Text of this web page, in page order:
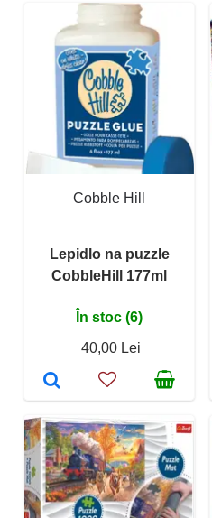
Cobble Hill
Lepidlo na puzzle
CobbleHill 177ml
În stoc (6)
40,00 Lei